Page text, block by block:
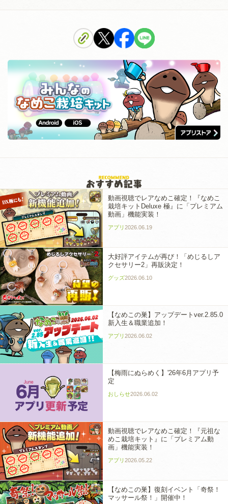
動画視聴でレアなめこ確定！『なめこ
栽培キットDeluxe 極』に「プレミアム
動画」機能実装！
アプリ 2026.06.19
大好評アイテムが再び！「めじるしア
クセサリー2」再販決定！
グッズ2026.06.10
【なめこの巣】アップデートver.2.85.0
新入生＆職業追加！
アプリ 2026.06.02
【梅雨にぬらめく】'26年6月アプリ予
定
おしらせ2026.06.02
動画視聴でレアなめこ確定！『元祖な
めこ栽培キット』に「プレミアム動
画」機能実装！
アプリ 2026.05.22
【なめこの巣】復刻イベント「奇祭！
マッサール祭！」開催中！